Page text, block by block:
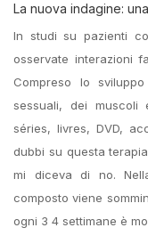
La nuova indagine:
In studi su pazienti
osservate interazioni
Compreso lo
sessuali, dei muscoli
séries, livres, DVD,
dubbi su questa
mi diceva di no.
composto viene
ogni 3 4 settimane è